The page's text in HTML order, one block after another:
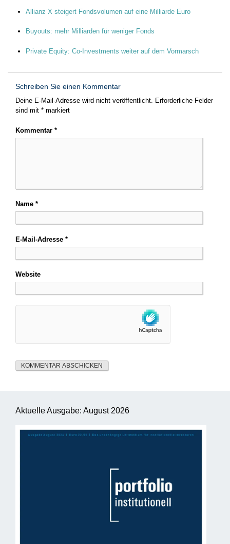
Allianz X steigert Fondsvolumen auf eine Milliarde Euro
Buyouts: mehr Milliarden für weniger Fonds
Private Equity: Co-Investments weiter auf dem Vormarsch
Schreiben Sie einen Kommentar
Deine E-Mail-Adresse wird nicht veröffentlicht. Erforderliche Felder
sind mit * markiert
Kommentar *
Name *
E-Mail-Adresse *
Website
Aktuelle Ausgabe: August 2026